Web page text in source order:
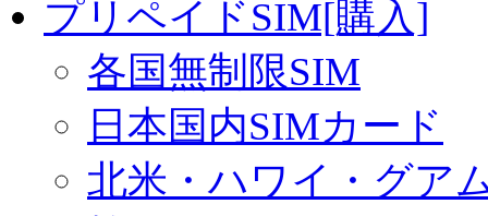
プリペイドSIM[購入]
各国無制限SIM
日本国内SIMカード
北米・ハワイ・グア